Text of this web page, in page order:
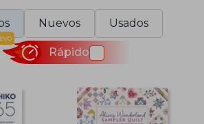
Nuevos Usados
Rápido